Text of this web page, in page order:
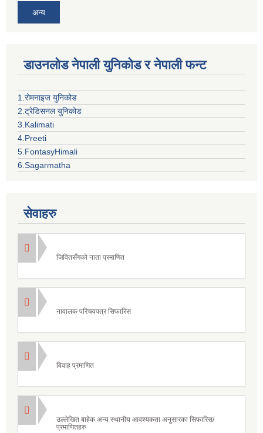
अन्य
डाउनलोड नेपाली युनिकोड र नेपाली फन्ट
1.रोमनाइज युनिकोड
2.ट्रेडिसनल युनिकोड
3.Kalimati
4.Preeti
5.FontasyHimali
6.Sagarmatha
सेवाहरु
जिवितसँगको नाता प्रमाणित
नावालक परिचयपत्र सिफारिस
विवाह प्रमाणित
उल्लेखित बाहेक अन्य स्थानीय आवश्यकता अनुसारका सिफारिस/
प्रमाणितहरु